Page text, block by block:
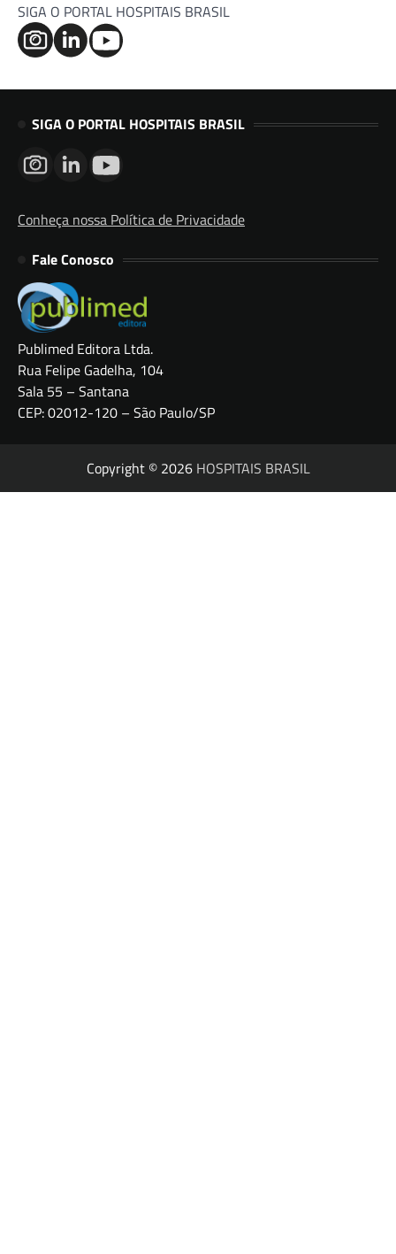
SIGA O PORTAL HOSPITAIS BRASIL
SIGA O PORTAL HOSPITAIS BRASIL
Conheça nossa Política de Privacidade
Fale Conosco
Publimed Editora Ltda.
Rua Felipe Gadelha, 104
Sala 55 – Santana
CEP: 02012-120 – São Paulo/SP
Copyright © 2026 HOSPITAIS BRASIL